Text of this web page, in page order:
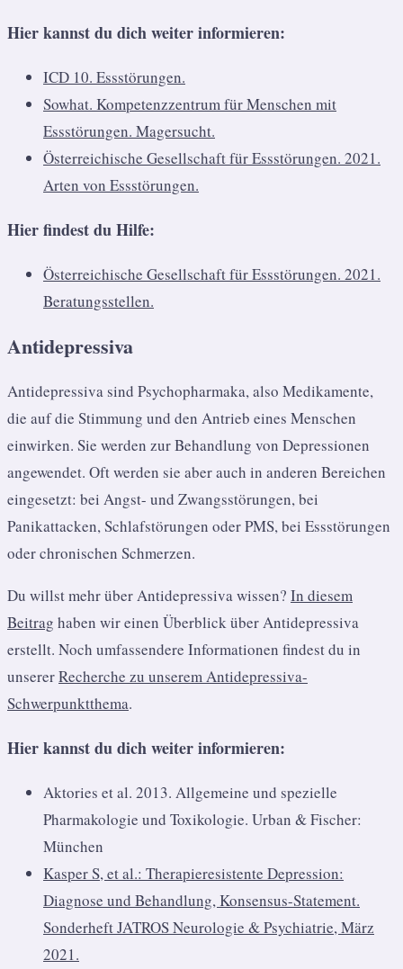
Hier kannst du dich weiter informieren:
ICD 10. Essstörungen.
Sowhat. Kompetenzzentrum für Menschen mit
Essstörungen. Magersucht.
Österreichische Gesellschaft für Essstörungen. 2021.
Arten von Essstörungen.
Hier findest du Hilfe:
Österreichische Gesellschaft für Essstörungen. 2021.
Beratungsstellen.
Antidepressiva
Antidepressiva sind Psychopharmaka, also Medikamente,
die auf die Stimmung und den Antrieb eines Menschen
einwirken. Sie werden zur Behandlung von Depressionen
angewendet. Oft werden sie aber auch in anderen Bereichen
eingesetzt: bei Angst- und Zwangsstörungen, bei
Panikattacken, Schlafstörungen oder PMS, bei Essstörungen
oder chronischen Schmerzen.
Du willst mehr über Antidepressiva wissen? In diesem
Beitrag haben wir einen Überblick über Antidepressiva
erstellt. Noch umfassendere Informationen findest du in
unsererRecherche zu unserem Antidepressiva-
Schwerpunktthema.
Hier kannst du dich weiter informieren:
Aktories et al. 2013. Allgemeine und spezielle
Pharmakologie und Toxikologie. Urban & Fischer:
München
Kasper S, et al.: Therapieresistente Depression:
Diagnose und Behandlung, Konsensus-Statement.
Sonderheft JATROS Neurologie & Psychiatrie, März
2021.